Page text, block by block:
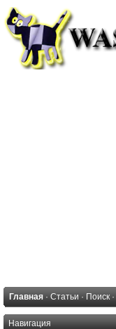
Главная · Статьи · Поиск ·
Навигация